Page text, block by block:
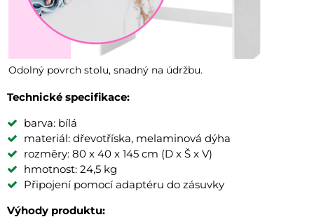
Odolný povrch stolu, snadný na údržbu.
Technické specifikace:
barva: bílá
materiál: dřevotříska, melaminová dýha
rozměry: 80 x 40 x 145 cm (D x Š x V)
hmotnost: 24,5 kg
Připojení pomocí adaptéru do zásuvky
Výhody produktu: